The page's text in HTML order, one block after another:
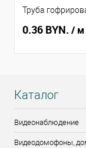
Труба
0.36 BYN. / м
Каталог
Видеонаблюдение
Видеодомофоны,